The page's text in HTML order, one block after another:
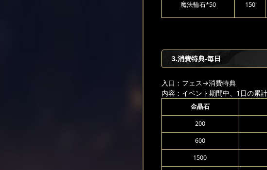
魔法輪石*50 150
3.消費特典-毎日
入口：フェス→消費特典
内容：イベント期間中、1日の累
金晶石
200
600
1500